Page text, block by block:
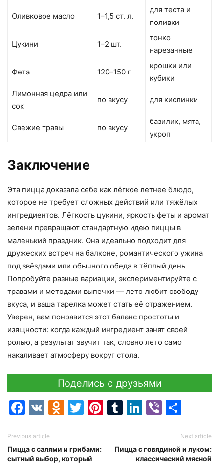
Оливковое масло 1–1,5 ст. л.
для теста и
поливки
Цукини 1–2 шт.
тонко
нарезанные
Фета 120–150 г
крошки или
кубики
Лимонная цедра или
сок
по вкусу для кислинки
Свежие травы по вкусу
базилик, мята,
укроп
Заключение
Эта пицца доказала себе как лёгкое летнее блюдо,
которое не требует сложных действий или тяжёлых
ингредиентов. Лёгкость цукини, яркость феты и аромат
зелени превращают стандартную идею пиццы в
маленький праздник. Она идеально подходит для
дружеских встреч на балконе, романтического ужина
под звёздами или обычного обеда в тёплый день.
Попробуйте разные вариации, экспериментируйте с
травами и методами выпечки — лето любит свободу
вкуса, и ваша тарелка может стать её отражением.
Уверен, вам понравится этот баланс простоты и
изящности: когда каждый ингредиент занят своей
ролью, а результат звучит так, словно лето само
накаливает атмосферу вокруг стола.
Поделись с друзьями
Facebook
VK Odnoklassniki
Twitter
Pinterest
Tumblr
LinkedIn
Viber
Previous article
Пицца с салями и грибами:
сытный выбор, который
Next article
Пицца с говядиной и луком:
классический мясной